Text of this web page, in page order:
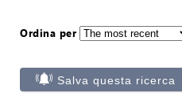
Ordina per
Salva questa ricerca